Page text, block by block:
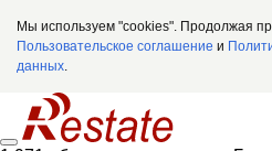
Мы используем "cookies". Продолжая
Пользовательское соглашение и
данных.